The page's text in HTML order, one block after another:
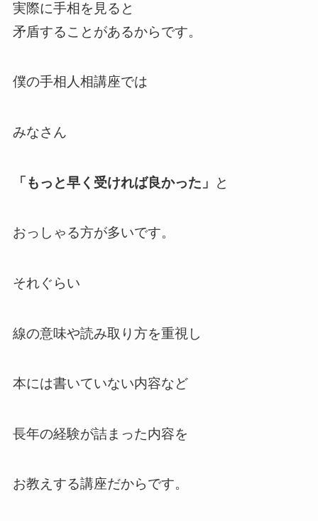
実際に手相を見ると
矛盾することがあるからです。
僕の手相人相講座では
みなさん
「もっと早く受ければ良かった」 と
おっしゃる方が多いです。
それぐらい
線の意味や読み取り方を重視し
本には書いていない内容など
長年の経験が詰まった内容を
お教えする講座だからです。